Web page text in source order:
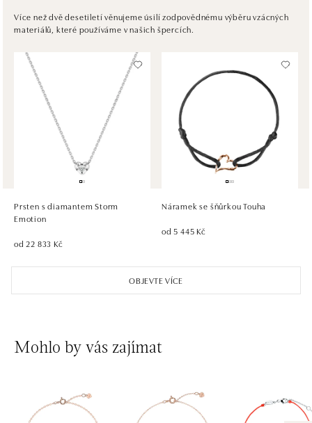
Pribinova 8, 811 09 Bratislava
tel.: +421917090467
HALADA OC Avion, Bratislava
Ivanská cesta 16, 821 04 Bratislava
tel.: +421 917 090 372
dnes otevřeno do 21:00
HALADA OC Eurovea, Bratislava
Pribinova 8, 811 09 Bratislava
dnes otevřeno do 21:00
Více než dvě desetiletí věnujeme úsilí zodpovědnému výběru vzácných
materiálů, které používáme v našich špercích.
OBJEVTE VÍCE
Prsten s diamantem Storm
Emotion
od 22 833 Kč
Náramek se šňůrkou Touha
od 5 445 Kč
Mohlo by vás zajímat